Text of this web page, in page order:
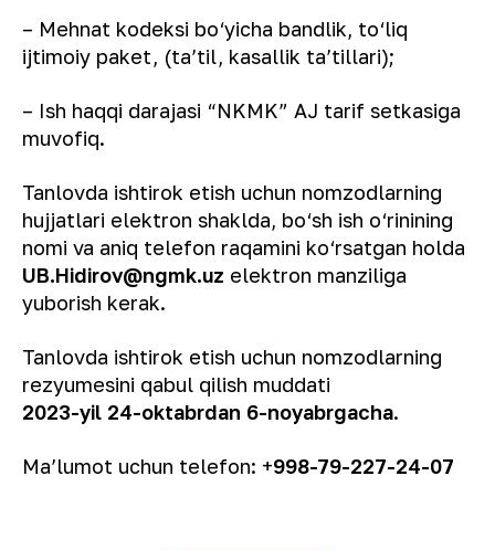
– Mehnat kodeksi bo‘yicha bandlik, to‘liq
ijtimoiy paket, (taʼtil, kasallik taʼtillari);
– Ish haqqi darajasi “NKMK” AJ tarif setkasiga
muvofiq.
Tanlovda ishtirok etish uchun nomzodlarning
hujjatlari elektron shaklda, bo‘sh ish o‘rinining
nomi va aniq telefon raqamini ko‘rsatgan holda
UB.Hidirov@ngmk.uz elektron manziliga
yuborish kerak.
Tanlovda ishtirok etish uchun nomzodlarning
rezyumesini qabul qilish muddati
2023-yil 24-oktabrdan 6-noyabrgacha.
Ma’lumot uchun telefon: +998-79-227-24-07